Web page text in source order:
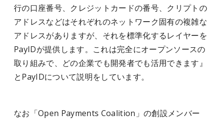
行の口座番号、クレジットカードの番号、クリプトの
アドレスなどはそれぞれのネットワーク固有の複雑な
アドレスがありますが、それを標準化するレイヤーを
PayIDが提供します。これは完全にオープンソースの
取り組みで、どの企業でも開発者でも活用できます』
とPayIDについて説明をしています。
なお「Open Payments Coalition」の創設メンバー